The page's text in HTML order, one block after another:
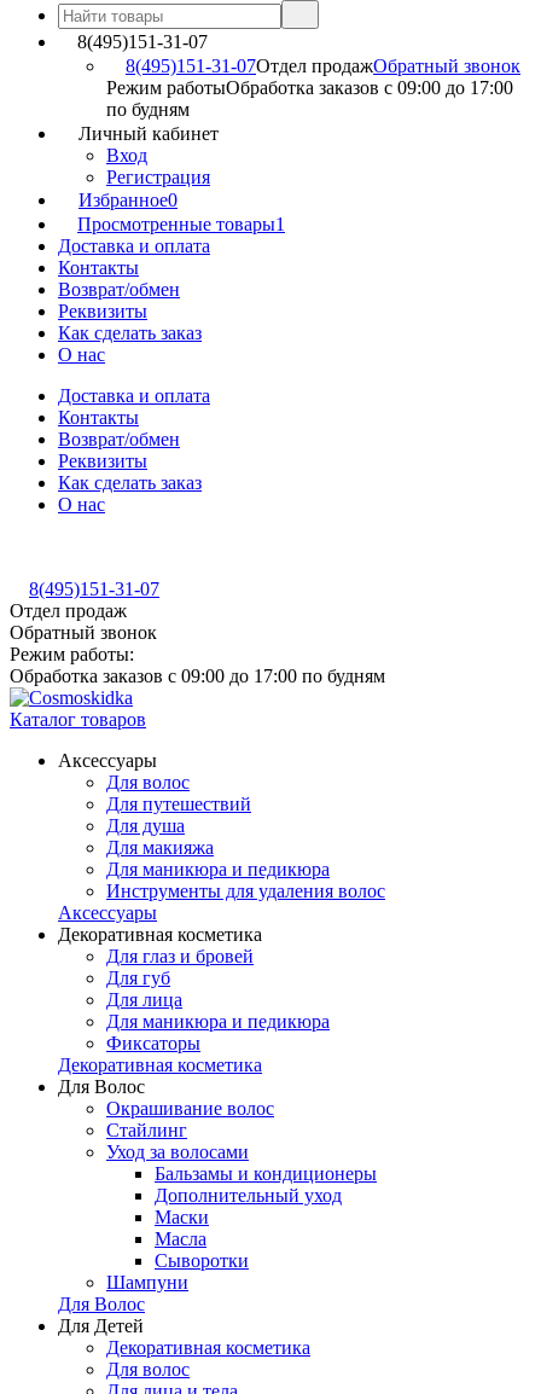
8(495)151-31-07
8(495)151-31-07Отдел продажОбратный звонок
Режим работыОбработка заказов с 09:00 до 17:00
по будням
Личный кабинет
Вход
Регистрация
Избранное0
Просмотренные товары1
Доставка и оплата
Контакты
Возврат/обмен
Реквизиты
Как сделать заказ
О нас
Доставка и оплата
Контакты
Возврат/обмен
Реквизиты
Как сделать заказ
О нас
8(495)151-31-07
Отдел продаж
Обратный звонок
Режим работы:
Обработка заказов с 09:00 до 17:00 по будням
Каталог товаров
Аксессуары
Для волос
Для путешествий
Для душа
Для макияжа
Для маникюра и педикюра
Инструменты для удаления волос
Аксессуары
Декоративная косметика
Для глаз и бровей
Для губ
Для лица
Для маникюра и педикюра
Фиксаторы
Декоративная косметика
Для Волос
Окрашивание волос
Стайлинг
Уход за волосами
Бальзамы и кондиционеры
Дополнительный уход
Маски
Масла
Сыворотки
Шампуни
Для Волос
Для Детей
Декоративная косметика
Для волос